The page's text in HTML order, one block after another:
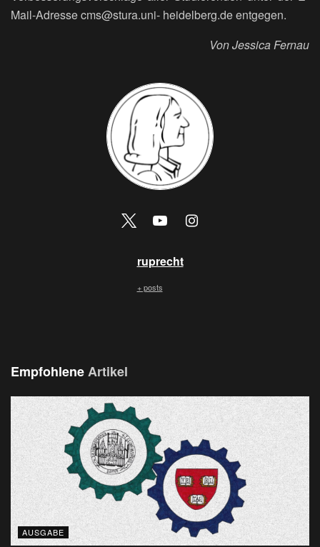
Mail-Adresse cms@stura.uni- heidelberg.de entgegen.
Von Jessica Fernau
ruprecht
+ posts
EmpfohleneArtikel
AUSGABE